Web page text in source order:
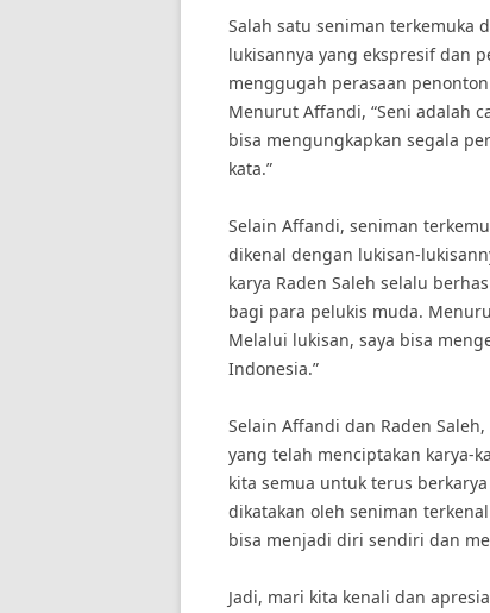
Salah satu seniman terkemuka
lukisannya yang ekspresif dan
menggugah perasaan
Menurut Affandi, “Seni adalah
bisa mengungkapkan segala
kata.”
Selain Affandi, seniman
dikenal dengan lukisan-
karya Raden Saleh selalu
bagi para pelukis muda.
Melalui lukisan, saya bisa
Indonesia.”
Selain Affandi dan Raden
yang telah menciptakan karya-
kita semua untuk terus
dikatakan oleh seniman
bisa menjadi diri sendiri dan
Jadi, mari kita kenali dan